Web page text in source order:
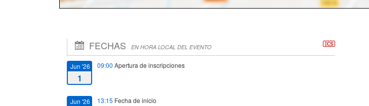
FECHAS EN HORA LOCAL DEL EVENTO
Jun '26
1
09:00 Apertura de inscripciones
Jun '26 13:15 Fecha de inicio